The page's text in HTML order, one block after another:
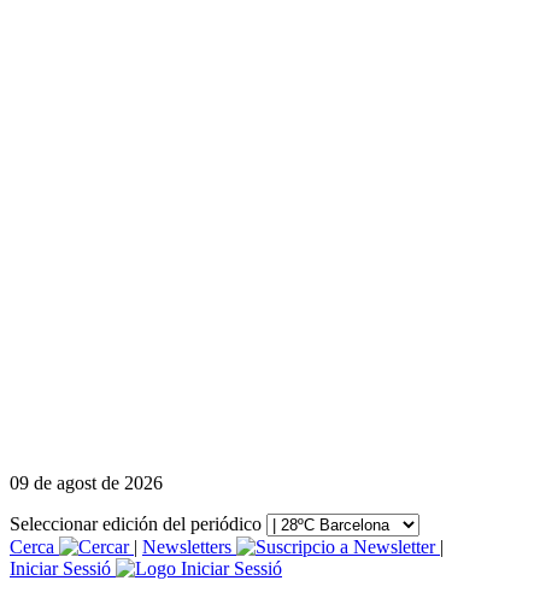
09 de agost de 2026
Seleccionar edición del periódico
Cerca
| Newsletters
|
Iniciar Sessió